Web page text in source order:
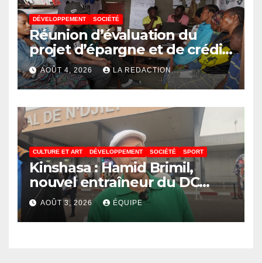
DÉVELOPPEMENT SOCIÉTÉ
Réunion d’évaluation du
projet d’épargne et de crédit
de JIRANI MSAADA Asbl : des
résultats encourageants et
une expansion annoncée
AOÛT 4, 2026 LA REDACTION
CULTURE ET ART DÉVELOPPEMENT SOCIÉTÉ SPORT
Kinshasa : Hamid Brimil,
nouvel entraîneur du DC
Virunga sur place, cap sur les
préparatifs de la Coupe de la
Confédération de la CAF
AOÛT 3, 2026 ÉQUIPE